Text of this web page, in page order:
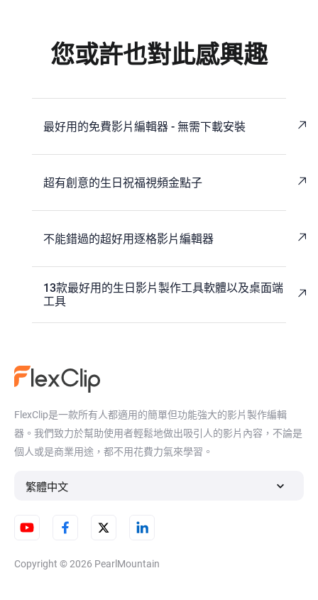
您或許也對此感興趣
最好用的免費影片編輯器 - 無需下載安裝
超有創意的生日祝福視頻金點子
不能錯過的超好用逐格影片編輯器
13款最好用的生日影片製作工具軟體以及桌面端
工具
FlexClip是一款所有人都適用的簡單但功能強大的影片製作編輯
器。我們致力於幫助使用者輕鬆地做出吸引人的影片內容，不論是
個人或是商業用途，都不用花費力氣來學習。
繁體中文
Copyright © 2026 PearlMountain